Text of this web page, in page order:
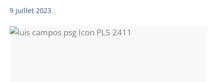
9 juillet 2023